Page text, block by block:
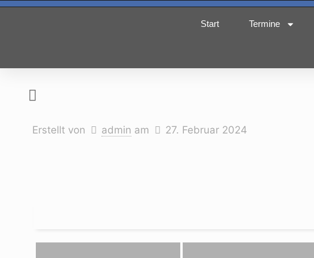
Start Termine
Erstellt von admin am 27. Februar 2024